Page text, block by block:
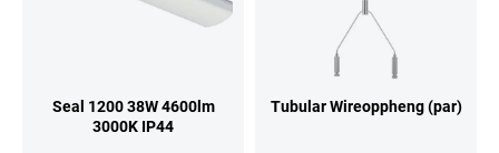
Seal 1200 38W 4600lm
3000K IP44
Tubular Wireoppheng (par)